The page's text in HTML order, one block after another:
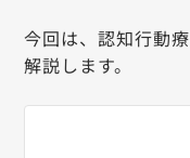
今回は、認知行動
解説します。